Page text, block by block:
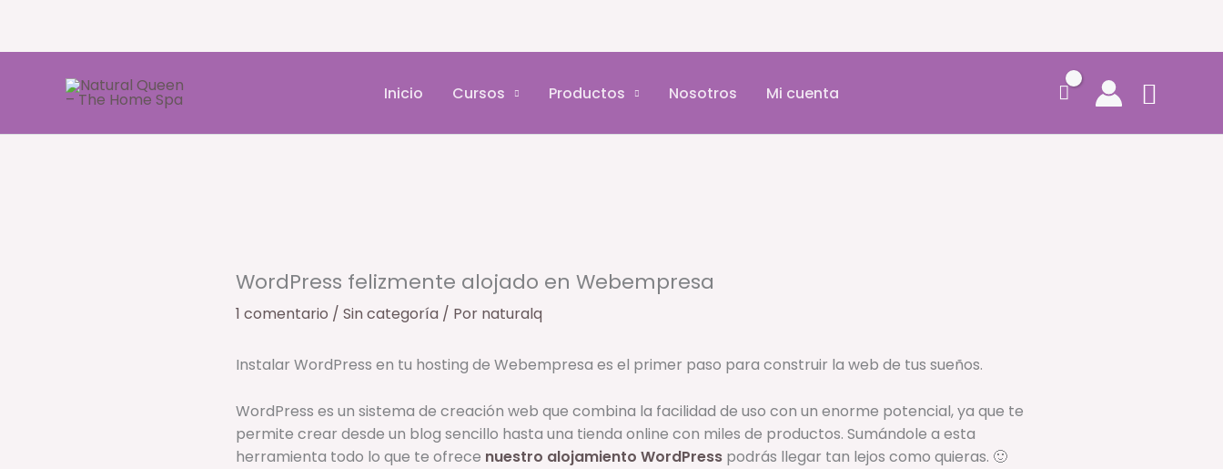
Inicio Cursos Productos Nosotros Mi cuenta
WordPress felizmente alojado en Webempresa
1 comentario / Sin categoría / Por naturalq
Instalar WordPress en tu hosting de Webempresa es el primer paso para construir la web de tus sueños.
WordPress es un sistema de creación web que combina la facilidad de uso con un enorme potencial, ya que te
permite crear desde un blog sencillo hasta una tienda online con miles de productos. Sumándole a esta
herramienta todo lo que te ofrece nuestro alojamiento WordPresspodrás llegar tan lejos como quieras. 🙂